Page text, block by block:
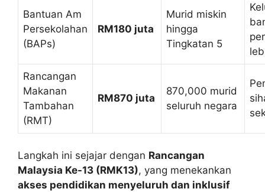
Bantuan Am
Persekolahan
(BAPs)
RM180 juta
Murid miskin
hingga
Tingkatan 5
Rancangan
Makanan
Tambahan
(RMT)
RM870 juta
870,000 murid
seluruh negara
Langkah ini sejajar dengan Rancangan
Malaysia Ke-13 (RMK13), yang menekankan
akses pendidikan menyeluruh dan inklusif